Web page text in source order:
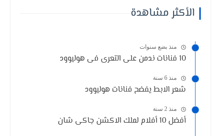
الأكثر مشاهدة
منذ بضع سنوات
10 فنانات ندمن على التعرى فى هوليوود
منذ 6 سنة
شعر الابط يفضح فنانات هوليوود
منذ 2 سنة
أفضل 10 أفلام لملك الاكشن جاكى شان